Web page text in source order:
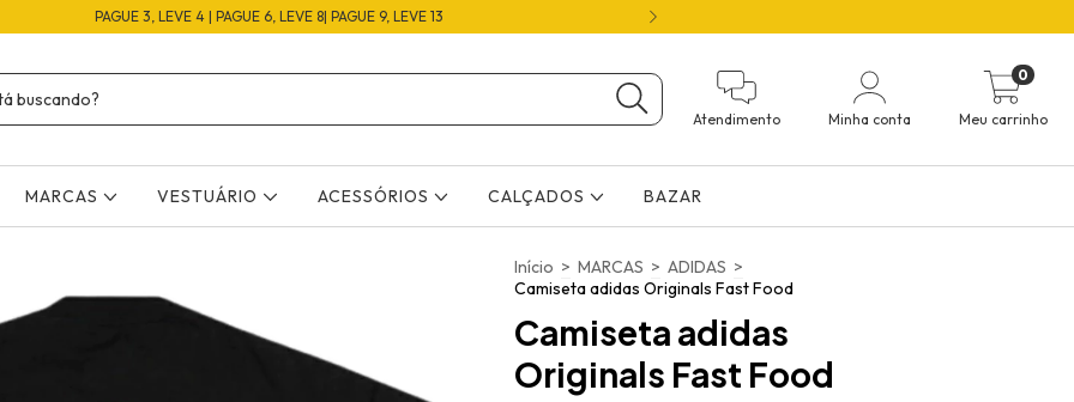
PAGUE 3, LEVE 4 | PAGUE 6, LEVE 8| PAGUE 9, LEVE 13
Atendimento Minha conta Meu carrinho
0
MARCAS VESTUÁRIO ACESSÓRIOS CALÇADOS BAZAR
Início > MARCAS > ADIDAS >
Camiseta adidas Originals Fast Food
Camiseta adidas
Originals Fast Food